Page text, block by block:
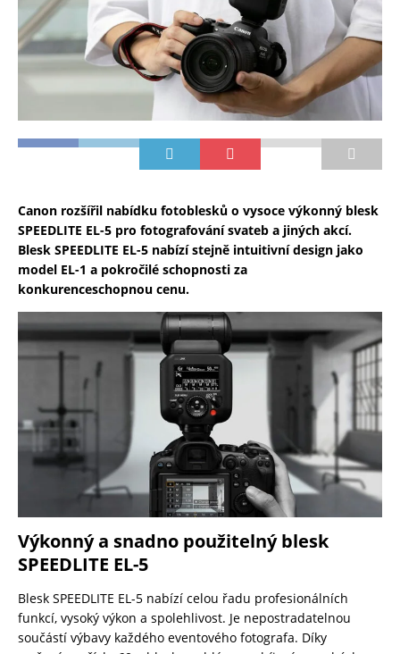
Canon rozšířil nabídku fotoblesků o vysoce výkonný blesk
SPEEDLITE EL-5 pro fotografování svateb a jiných akcí.
Blesk SPEEDLITE EL-5 nabízí stejně intuitivní design jako
model EL-1 a pokročilé schopnosti za
konkurenceschopnou cenu.
Výkonný a snadno použitelný blesk
SPEEDLITE EL-5
Blesk SPEEDLITE EL-5 nabízí celou řadu profesionálních
funkcí, vysoký výkon a spolehlivost. Je nepostradatelnou
součástí výbavy každého eventového fotografa. Díky